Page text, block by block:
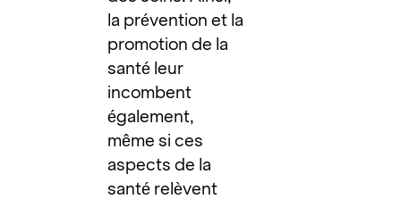
la prévention et la
promotion de la
santé leur
incombent
également,
même si ces
aspects de la
santé relèvent